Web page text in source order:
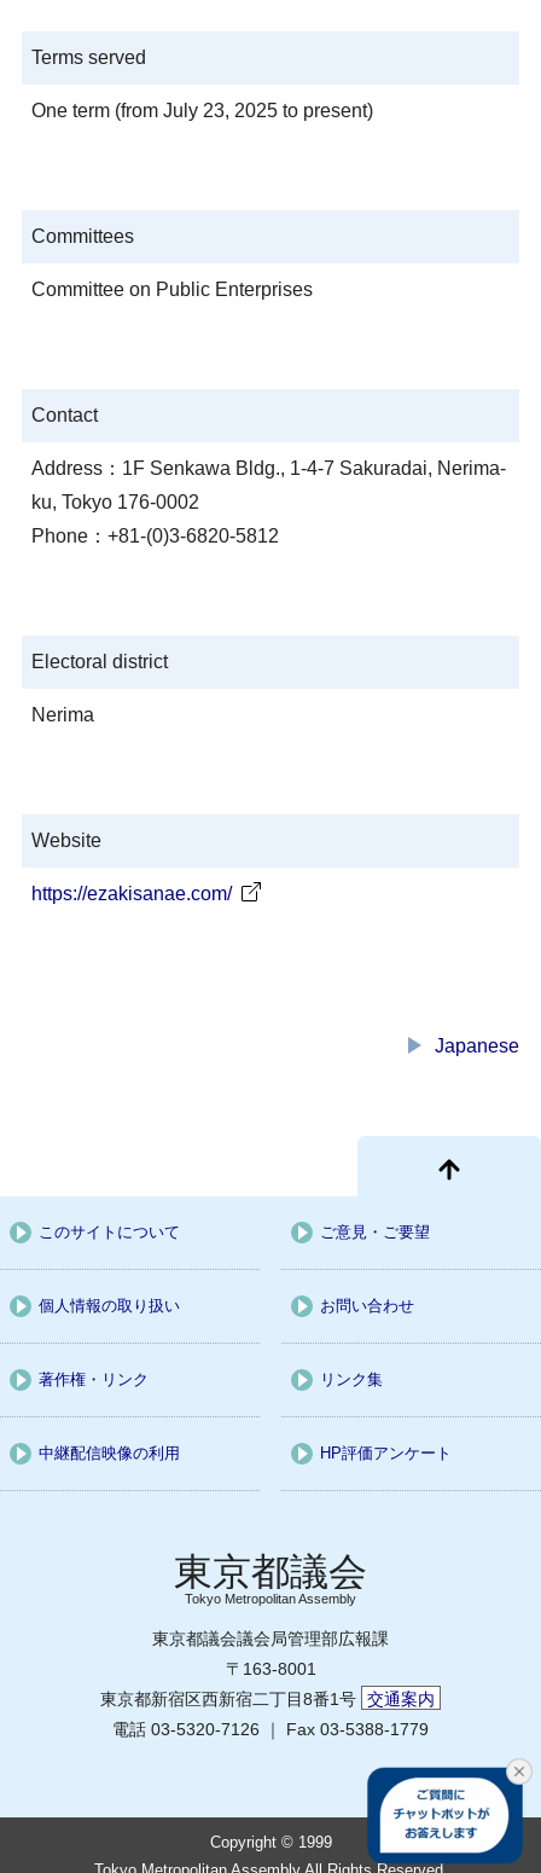
Terms served
One term (from July 23, 2025 to present)
Committees
Committee on Public Enterprises
Contact
Address：1F Senkawa Bldg., 1-4-7 Sakuradai, Nerima-
ku, Tokyo 176-0002
Phone：+81-(0)3-6820-5812
Electoral district
Nerima
Website
https://ezakisanae.com/
play_arrow Japanese
このサイトについて ご意見・ご要望
個人情報の取り扱い お問い合わせ
著作権・リンク リンク集
中継配信映像の利用 HP評価アンケート
Tokyo Metropolitan Assembly
東京都議会議会局管理部広報課
〒163-8001
東京都新宿区西新宿二丁目8番1号 交通案内
電話 03-5320-7126 ｜ Fax 03-5388-1779
Copyright © 1999
Tokyo Metropolitan Assembly All Rights Reserved.